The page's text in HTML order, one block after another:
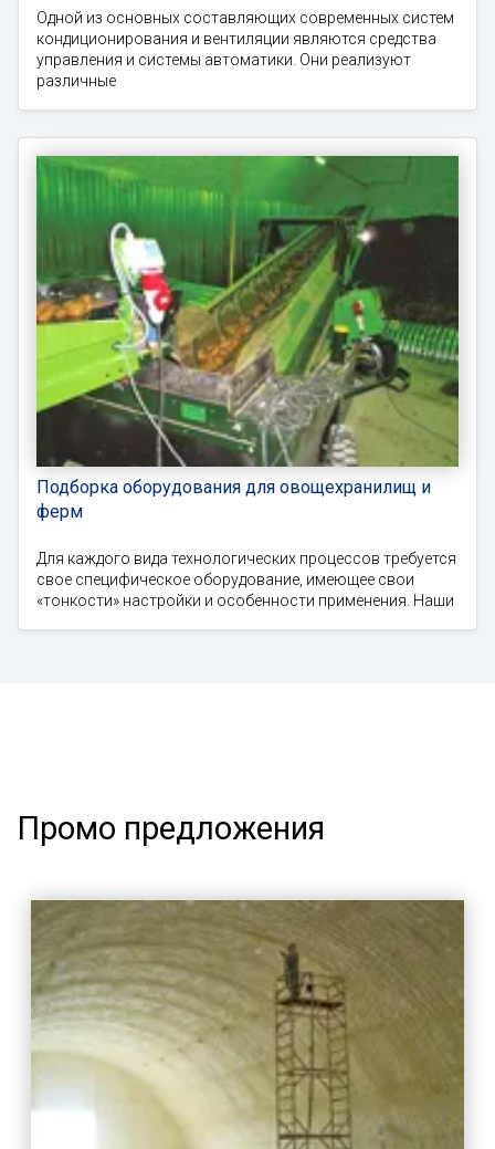
Одной из основных составляющих современных систем
кондиционирования и вентиляции являются средства
управления и системы автоматики. Они реализуют
различные
Подборка оборудования для овощехранилищ и
ферм
Для каждого вида технологических процессов требуется
свое специфическое оборудование, имеющее свои
«тонкости» настройки и особенности применения. Наши
Промо предложения